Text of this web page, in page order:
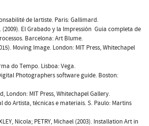
de lartiste. Paris: Gallimard.
(2009). El Grabado y la Impressión  Guia completa de
Barcelona: Art Blume.
Moving Image. London: MIT Press, Whitechapel
do Tempo. Lisboa: Vega.
Photographers software guide. Boston:
London: MIT Press, Whitechapel Gallery.
do Artista, técnicas e materiais. S. Paulo: Martins
Nicola; PETRY, Michael (2003). Installation Art in